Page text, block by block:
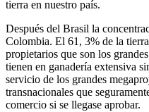
tierra en nuestro país.
Después del Brasil la
Colombia. El 61, 3% de la
propietarios que son los
tienen en ganadería extensiva
servicio de los grandes
transnacionales que
comercio si se llegase aprobar.